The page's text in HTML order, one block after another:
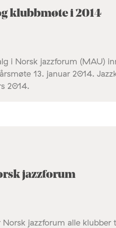
klubbmøte i 2014
i Norsk jazzforum (MAU)
13. januar 2014.
2014.
jazzforum
Norsk jazzforum alle